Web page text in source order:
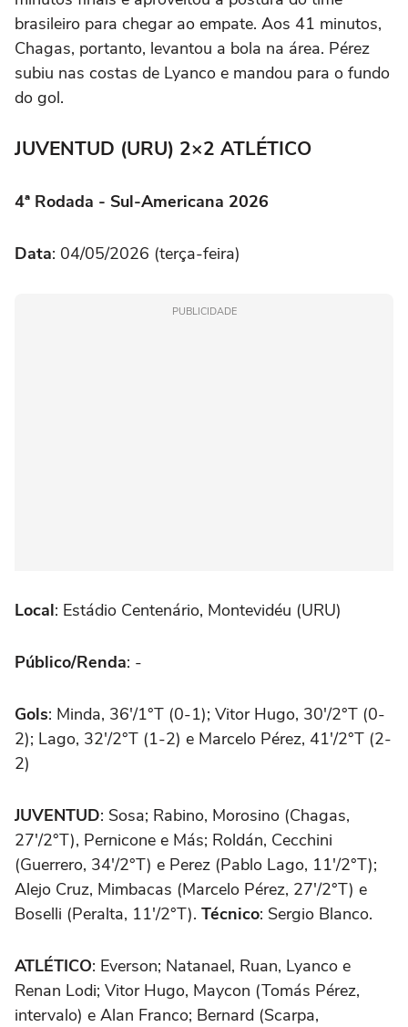
brasileiro para chegar ao empate. Aos 41 minutos,
Chagas, portanto, levantou a bola na área. Pérez
subiu nas costas de Lyanco e mandou para o fundo
do gol.
JUVENTUD (URU) 2×2 ATLÉTICO
4ª Rodada - Sul-Americana 2026
Data: 04/05/2026 (terça-feira)
PUBLICIDADE
Local: Estádio Centenário, Montevidéu (URU)
Público/Renda: -
Gols: Minda, 36'/1°T (0-1); Vitor Hugo, 30'/2°T (0-
2); Lago, 32'/2°T (1-2) e Marcelo Pérez, 41'/2°T (2-
2)
JUVENTUD: Sosa; Rabino, Morosino (Chagas,
27'/2°T), Pernicone e Más; Roldán, Cecchini
(Guerrero, 34'/2°T) e Perez (Pablo Lago, 11'/2°T);
Alejo Cruz, Mimbacas (Marcelo Pérez, 27'/2°T) e
Boselli (Peralta, 11'/2°T). Técnico: Sergio Blanco.
ATLÉTICO: Everson; Natanael, Ruan, Lyanco e
Renan Lodi; Vitor Hugo, Maycon (Tomás Pérez,
intervalo) e Alan Franco; Bernard (Scarpa,